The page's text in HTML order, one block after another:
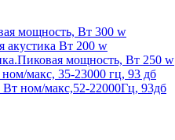
мощность, Вт 300 w
акустика Вт 200 w
мощность, Вт 250 w
макс, 35-23000 гц, 93 дб
Вт ном/макс,52-22000Гц, 93дб